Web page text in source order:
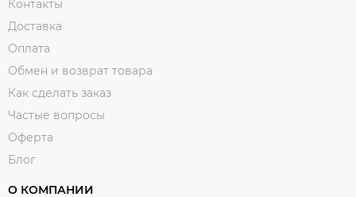
Контакты
Доставка
Оплата
Обмен и возврат товара
Как сделать заказ
Частые вопросы
Оферта
Блог
О КОМПАНИИ